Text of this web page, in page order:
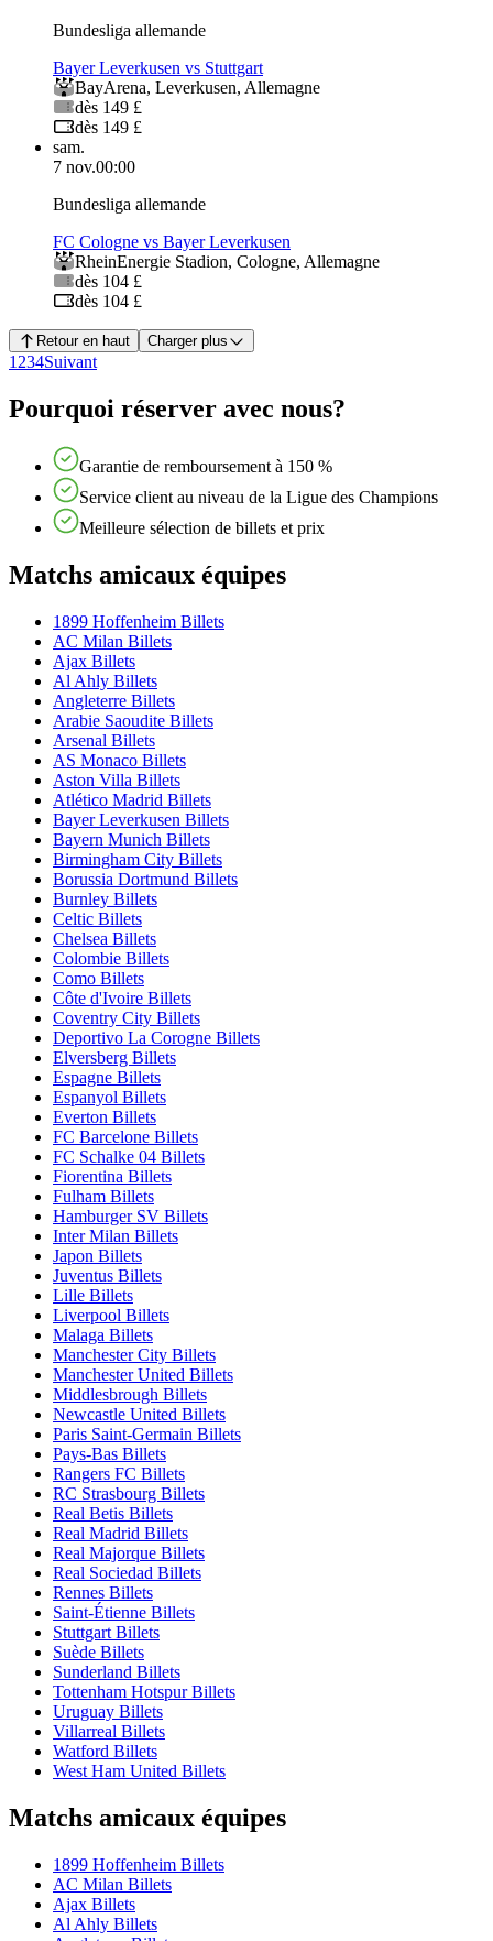
Bundesliga allemande
Bayer Leverkusen vs Stuttgart
BayArena, Leverkusen, Allemagne
dès 149 £
dès 149 £
sam.
7 nov.00:00
Bundesliga allemande
FC Cologne vs Bayer Leverkusen
RheinEnergie Stadion, Cologne, Allemagne
dès 104 £
dès 104 £
Retour en haut Charger plus
1 234Suivant
Pourquoi réserver avec nous?
Garantie de remboursement à 150 %
Service client au niveau de la Ligue des Champions
Meilleure sélection de billets et prix
Matchs amicaux équipes
1899 Hoffenheim Billets
AC Milan Billets
Ajax Billets
Al Ahly Billets
Angleterre Billets
Arabie Saoudite Billets
Arsenal Billets
AS Monaco Billets
Aston Villa Billets
Atlético Madrid Billets
Bayer Leverkusen Billets
Bayern Munich Billets
Birmingham City Billets
Borussia Dortmund Billets
Burnley Billets
Celtic Billets
Chelsea Billets
Colombie Billets
Como Billets
Côte d'Ivoire Billets
Coventry City Billets
Deportivo La Corogne Billets
Elversberg Billets
Espagne Billets
Espanyol Billets
Everton Billets
FC Barcelone Billets
FC Schalke 04 Billets
Fiorentina Billets
Fulham Billets
Hamburger SV Billets
Inter Milan Billets
Japon Billets
Juventus Billets
Lille Billets
Liverpool Billets
Malaga Billets
Manchester City Billets
Manchester United Billets
Middlesbrough Billets
Newcastle United Billets
Paris Saint-Germain Billets
Pays-Bas Billets
Rangers FC Billets
RC Strasbourg Billets
Real Betis Billets
Real Madrid Billets
Real Majorque Billets
Real Sociedad Billets
Rennes Billets
Saint-Étienne Billets
Stuttgart Billets
Suède Billets
Sunderland Billets
Tottenham Hotspur Billets
Uruguay Billets
Villarreal Billets
Watford Billets
West Ham United Billets
Matchs amicaux équipes
1899 Hoffenheim Billets
AC Milan Billets
Ajax Billets
Al Ahly Billets